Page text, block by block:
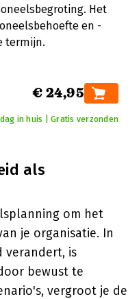
Het
en -
termijn.
€ 24,95
in huis | Gratis verzonden
als
om het
je organisatie. In
verandert, is
bewust te
vergroot je de